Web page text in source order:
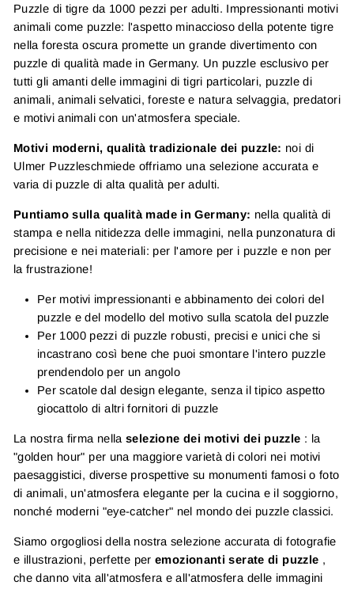
Puzzle di tigre da 1000 pezzi per adulti. Impressionanti motivi
animali come puzzle: l'aspetto minaccioso della potente tigre
nella foresta oscura promette un grande divertimento con
puzzle di qualità made in Germany. Un puzzle esclusivo per
tutti gli amanti delle immagini di tigri particolari, puzzle di
animali, animali selvatici, foreste e natura selvaggia, predatori
e motivi animali con un'atmosfera speciale.
Motivi moderni, qualità tradizionale dei puzzle: noi di
Ulmer Puzzleschmiede offriamo una selezione accurata e
varia di puzzle di alta qualità per adulti.
Puntiamo sulla qualità made in Germany: nella qualità di
stampa e nella nitidezza delle immagini, nella punzonatura di
precisione e nei materiali: per l'amore per i puzzle e non per
la frustrazione!
Per motivi impressionanti e abbinamento dei colori del
puzzle e del modello del motivo sulla scatola del puzzle
Per 1000 pezzi di puzzle robusti, precisi e unici che si
incastrano così bene che puoi smontare l'intero puzzle
prendendolo per un angolo
Per scatole dal design elegante, senza il tipico aspetto
giocattolo di altri fornitori di puzzle
La nostra firma nellaselezione dei motivi dei puzzle : la
"golden hour" per una maggiore varietà di colori nei motivi
paesaggistici, diverse prospettive su monumenti famosi o foto
di animali, un'atmosfera elegante per la cucina e il soggiorno,
nonché moderni "eye-catcher" nel mondo dei puzzle classici.
Siamo orgogliosi della nostra selezione accurata di fotografie
e illustrazioni, perfette peremozionanti serate di puzzle ,
che danno vita all'atmosfera e all'atmosfera delle immagini